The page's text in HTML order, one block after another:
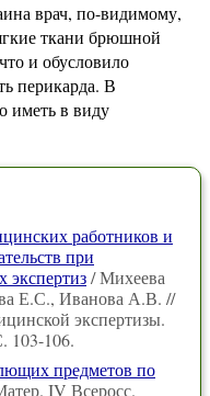
врач, по-видимому,
ткани брюшной
и обусловило
перикарда. В
иметь в виду
работников и
при
экспертиз/ Михеева
Е.С., Иванова А.В. //
экспертизы.
106.
предметов по
IV Всеросс.